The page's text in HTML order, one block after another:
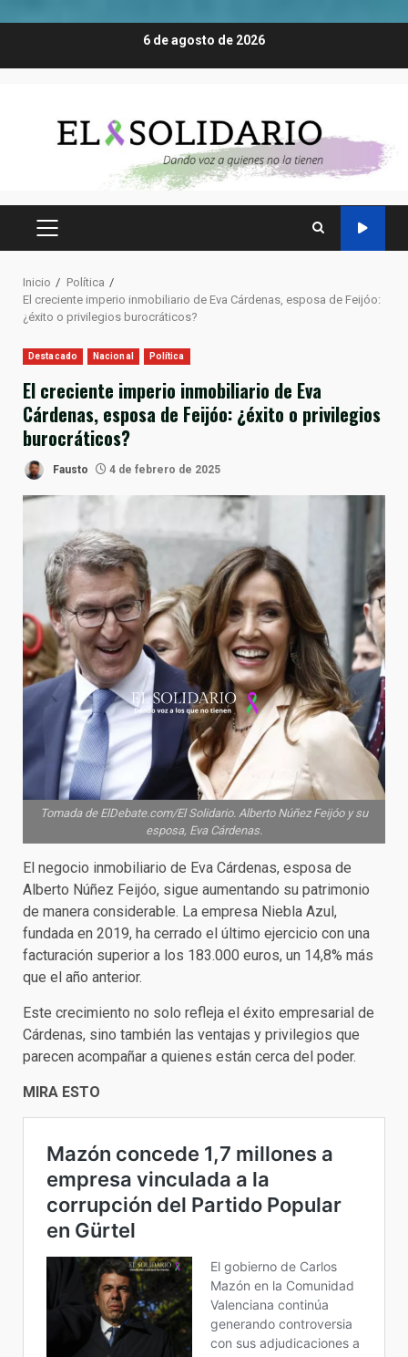
6 de agosto de 2026
MENÚ
Inicio
Política
El creciente imperio inmobiliario de Eva Cárdenas, esposa de Feijóo:
¿éxito o privilegios burocráticos?
Destacado Nacional Política
El creciente imperio inmobiliario de Eva
Cárdenas, esposa de Feijóo: ¿éxito o privilegios
burocráticos?
Fausto 4 de febrero de 2025
Tomada de ElDebate.com/El Solidario. Alberto Núñez Feijóo y su
esposa, Eva Cárdenas.
El negocio inmobiliario de Eva Cárdenas, esposa de
Alberto Núñez Feijóo, sigue aumentando su patrimonio
de manera considerable. La empresa Niebla Azul,
fundada en 2019, ha cerrado el último ejercicio con una
facturación superior a los 183.000 euros, un 14,8% más
que el año anterior.
Este crecimiento no solo refleja el éxito empresarial de
Cárdenas, sino también las ventajas y privilegios que
parecen acompañar a quienes están cerca del poder.
MIRA ESTO